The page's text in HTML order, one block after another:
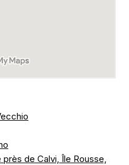
de Calvi, Île Rousse,